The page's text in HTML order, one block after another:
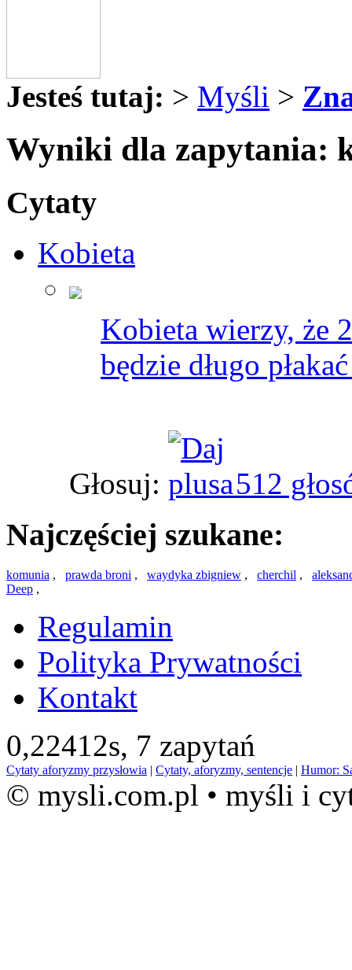
Jesteś tutaj: > Myśli >
Wyniki dla zapytania:
Cytaty
Kobieta
Kobieta wierzy, że
będzie długo
Głosuj: 512
Najczęściej szukane:
komunia , prawda broni , waydyka zbigniew , cherchil ,
Deep ,
Regulamin
Polityka Prywatności
Kontakt
0,22412s, 7 zapytań
Cytaty aforyzmy przysłowia | Cytaty, aforyzmy, sentencje | Humor:
© mysli.com.pl • myśli i